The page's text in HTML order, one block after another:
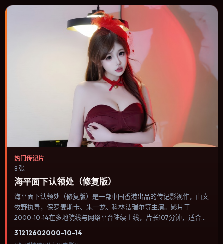
热门传记片
8 张
海平面下认领处（修复版）
海平面下认领处（修复版）是一部中国香港出品的传记影视作，由文
牧野执导，保罗·麦斯卡、朱一龙、科林·法瑞尔等主演。影片于
2000-10-14在多地院线与网络平台陆续上线，片长107分钟，适合喜
31212602000-10-14